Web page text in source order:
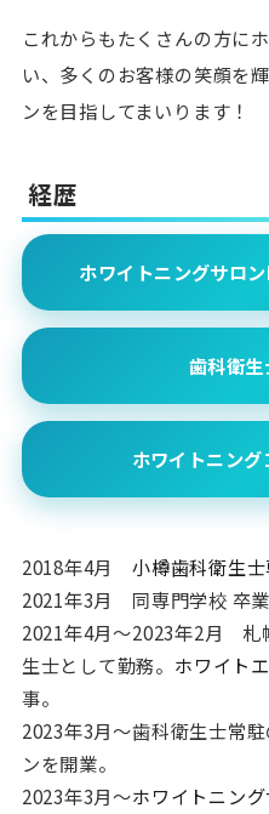
これからもたくさんの方に
い、多くのお客様の笑顔を
ンを目指してまいります！
経歴
ホワイトニングサロ
歯科衛生
ホワイトニン
2018年4月小樽歯科衛生
2021年3月 同専門学校 卒
2021年4月〜2023年2月 札
生士として勤務。 ホワイト
事。
2023年3月〜歯科衛生士常
ンを開業。
2023年3月〜ホワイトニン